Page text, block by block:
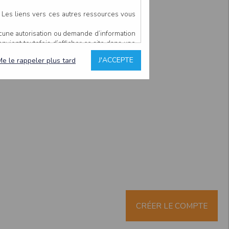
liens vers ces autres ressources vous
autorisation ou demande d’information
toutefois d’afficher ce site dans une
estime non conforme à l’objet du site
prend connaissance.
l’utilisateur, qui assume la totalité des
J'ACCEPTE
le rappeler plus tard